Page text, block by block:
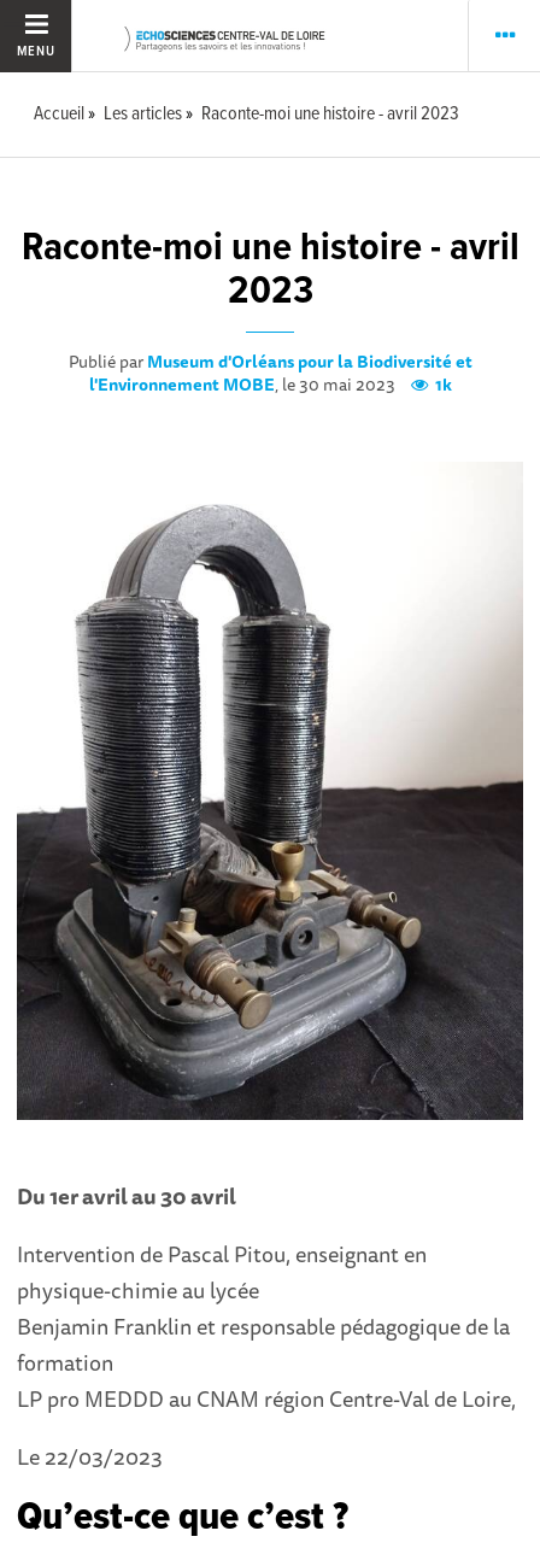
MENU
Accueil Les articles Raconte-moi une histoire - avril 2023
Raconte-moi une histoire - avril
2023
Publié parMuseum d'Orléans pour la Biodiversité et
l'Environnement MOBE, le 30 mai 2023 1k
Du 1er avril au 30 avril
Intervention de Pascal Pitou, enseignant en
physique-chimie au lycée
Benjamin Franklin et responsable pédagogique de la
formation
LP pro MEDDD au CNAM région Centre-Val de Loire,
Le 22/03/2023
Qu’est-ce que c’est ?